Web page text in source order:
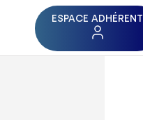
ESPACE ADHÉRENT